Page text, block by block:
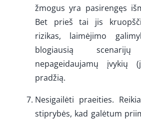
žmogus yra pasirengęs
Bet prieš tai jis
rizikas, laimėjimo
blogiausią
nepageidaujamų įvykių
pradžią.
Nesigailėti praeities.
stiprybės, kad galėtum